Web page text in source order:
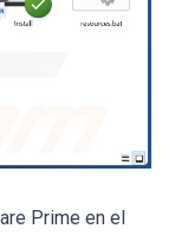
Prime en el